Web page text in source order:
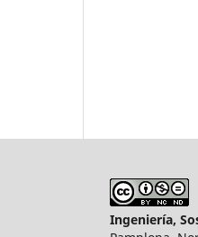
Ingeniería,